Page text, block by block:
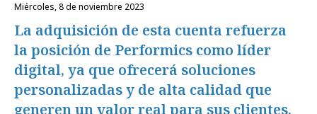
miércoles, 8 de noviembre 2023
La adquisición de esta cuenta refuerza
la posición de Performics como líder
digital, ya que ofrecerá soluciones
personalizadas y de alta calidad que
generen un valor real para sus clientes,